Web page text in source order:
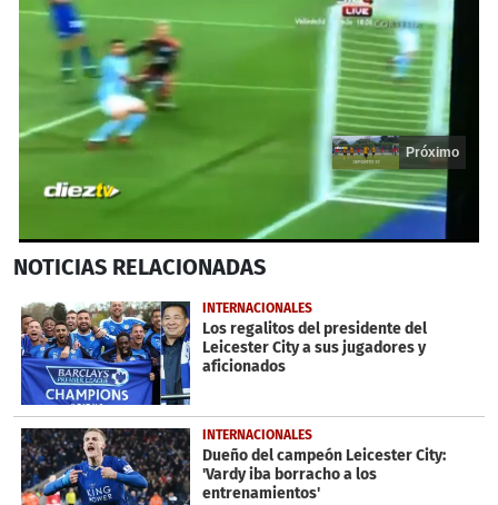
seconds
15
seconds
Próximo
NOTICIAS RELACIONADAS
INTERNACIONALES
Los regalitos del presidente del
Leicester City a sus jugadores y
aficionados
INTERNACIONALES
Dueño del campeón Leicester City:
'Vardy iba borracho a los
entrenamientos'